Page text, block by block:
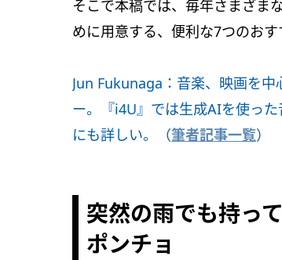
そこで本稿では、毎年さまざま
めに用意する、便利な7つのおす
Jun Fukunaga：音楽、映画を
ー。『i4U』では生成AIを使っ
にも詳しい。（筆者記事一覧）
突然の雨でも持っ
ポンチョ